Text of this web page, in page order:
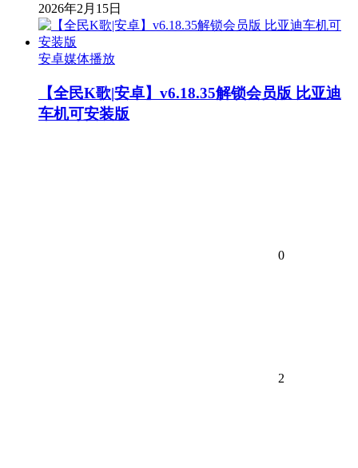
2026年2月15日
安卓媒体播放
【全民K歌|安卓】v6.18.35解锁会员版 比亚迪
车机可安装版
0
2